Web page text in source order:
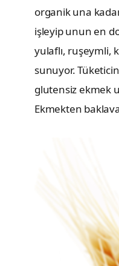
organik una
işleyip unun en
yulaflı, ruşeymli,
sunuyor.
glutensiz ekmek
Ekmekten